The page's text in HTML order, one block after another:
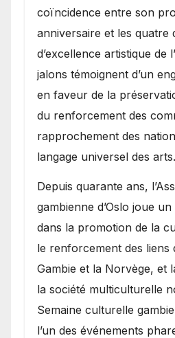
coïncidence entre son
anniversaire et les quatre
d’excellence artistique de
jalons témoignent d’un
en faveur de la
du renforcement des
rapprochement des
langage universel des arts.
​Depuis quarante ans,
gambienne d’Oslo joue
dans la promotion de la
le renforcement des liens
Gambie et la Norvège, et
la société multiculturelle
Semaine culturelle
l’un des événements